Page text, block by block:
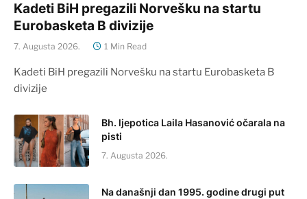
Kadeti BiH pregazili Norvešku na startu
Eurobasketa B divizije
7. Augusta 2026. 1 Min Read
Kadeti BiH pregazili Norvešku na startu Eurobasketa B
divizije
Bh. ljepotica Laila Hasanović očarala na
pisti
7. Augusta 2026.
Na današnji dan 1995. godine drugi put